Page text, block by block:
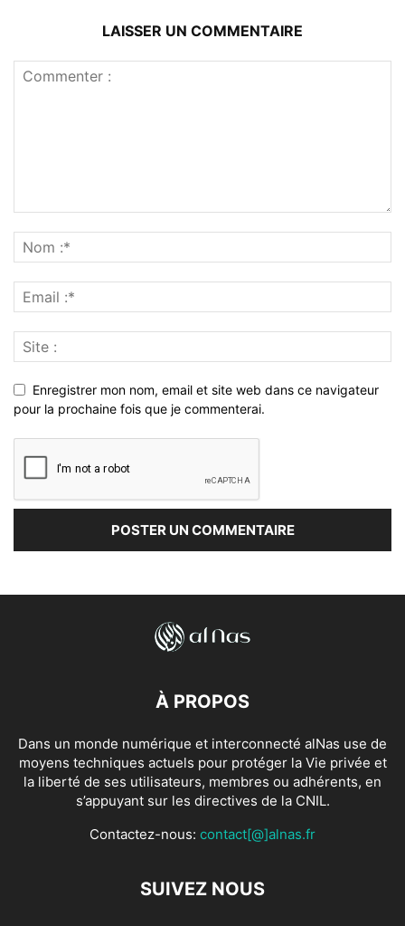
LAISSER UN COMMENTAIRE
Enregistrer mon nom, email et site web dans ce navigateur
pour la prochaine fois que je commenterai.
À PROPOS
Dans un monde numérique et interconnecté alNas use de
moyens techniques actuels pour protéger la Vie privée et
la liberté de ses utilisateurs, membres ou adhérents, en
s’appuyant sur les directives de la CNIL.
Contactez-nous: contact[@]alnas.fr
SUIVEZ NOUS